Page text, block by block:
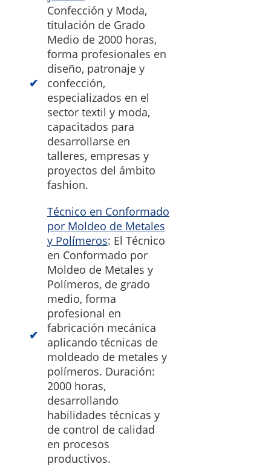
Confección y Moda,
titulación de Grado
Medio de 2000 horas,
forma profesionales en
diseño, patronaje y
confección,
especializados en el
sector textil y moda,
capacitados para
desarrollarse en
talleres, empresas y
proyectos del ámbito
fashion.
Técnico en Conformado
por Moldeo de Metales
y Polímeros: El Técnico
en Conformado por
Moldeo de Metales y
Polímeros, de grado
medio, forma
profesional en
fabricación mecánica
aplicando técnicas de
moldeado de metales y
polímeros. Duración:
2000 horas,
desarrollando
habilidades técnicas y
de control de calidad
en procesos
productivos.